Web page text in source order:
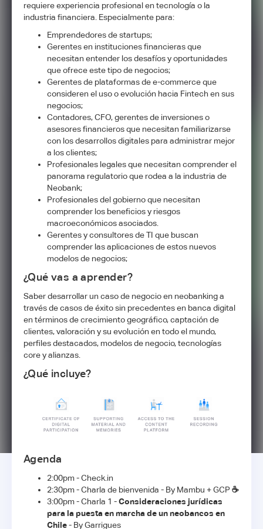
requiere experiencia profesional en tecnología o la
industria financiera. Especialmente para:
Emprendedores de startups;
Gerentes en instituciones financieras que
necesitan entender los desafíos y oportunidades
que ofrece este tipo de negocios;
Gerentes de plataformas de e-commerce que
consideren el uso o evolución hacia Fintech en sus
negocios;
Contadores, CFO, gerentes de inversiones o
asesores financieros que necesitan familiarizarse
con los desarrollos digitales para administrar mejor
a los clientes;
Profesionales legales que necesitan comprender el
panorama regulatorio que rodea a la industria de
Neobank;
Profesionales del gobierno que necesitan
comprender los beneficios y riesgos
macroeconómicos asociados.
Gerentes y consultores de TI que buscan
comprender las aplicaciones de estos nuevos
modelos de negocios;
¿Qué vas a aprender?
Saber desarrollar un caso de negocio en neobanking a
través de casos de éxito sin precedentes en banca digital
en términos de crecimiento geográfico, captación de
clientes, valoración y su evolución en todo el mundo,
perfiles destacados, modelos de negocio, tecnologías
core y alianzas.
¿Qué incluye?
Agenda
2:00pm - Check.in
2:30pm - Charla de bienvenida - By Mambu + GCP ☕
3:00pm - Charla 1 -Consideraciones jurídicas
para la puesta en marcha de un neobancos en
Chile- By Garrigues